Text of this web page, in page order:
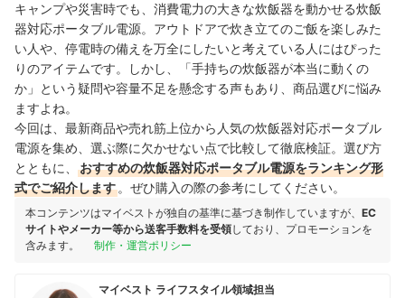
キャンプや災害時でも、消費電力の大きな炊飯器を動かせる炊飯
器対応ポータブル電源。アウトドアで炊き立てのご飯を楽しみた
い人や、停電時の備えを万全にしたいと考えている人にはぴった
りのアイテムです。しかし、「手持ちの炊飯器が本当に動くの
か」という疑問や容量不足を懸念する声もあり、商品選びに悩み
ますよね。
今回は、最新商品や売れ筋上位から人気の炊飯器対応ポータブル
電源を集め、選ぶ際に欠かせない点で比較して徹底検証。選び方
とともに、
おすすめの炊飯器対応ポータブル電源をランキング形
式でご紹介します 。ぜひ購入の際の参考にしてください。
本コンテンツはマイベストが独自の基準に基づき制作していますが、 EC
サイトやメーカー等から送客手数料を受領しており、プロモーションを
含みます。
制作・運営ポリシー
マイベスト ライフスタイル領域担当